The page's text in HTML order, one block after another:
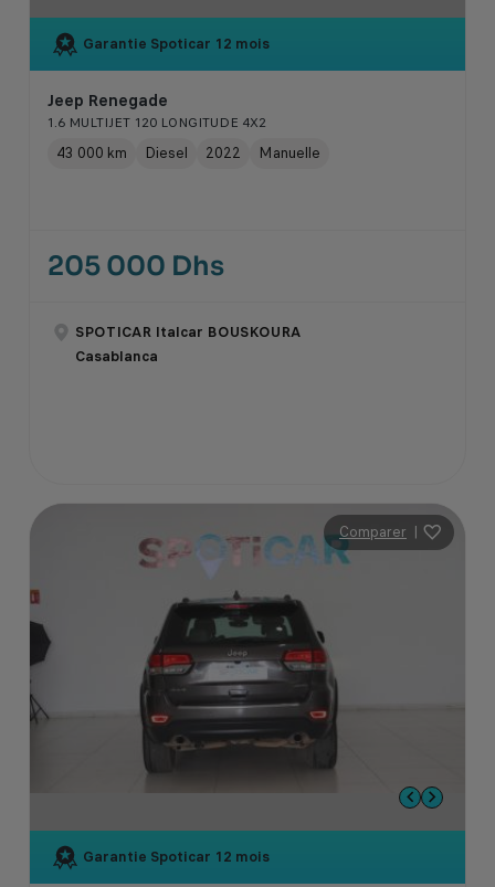
Garantie Spoticar 12 mois
Jeep Renegade
1.6 MULTIJET 120 LONGITUDE 4X2
43 000 km Diesel 2022 Manuelle
205 000 Dhs
SPOTICAR Italcar BOUSKOURA
Casablanca
Comparer |
Garantie Spoticar 12 mois